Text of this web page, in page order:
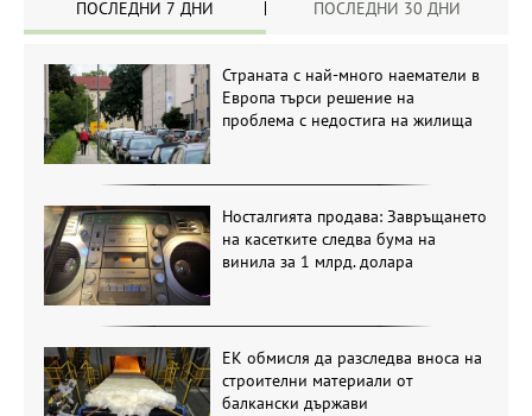
ПОСЛЕДНИ 7 ДНИ ПОСЛЕДНИ 30 ДНИ
Страната с най-много наематели в
Европа търси решение на
проблема с недостига на жилища
Носталгията продава: Завръщането
на касетките следва бума на
винила за 1 млрд. долара
ЕК обмисля да разследва вноса на
строителни материали от
балкански държави